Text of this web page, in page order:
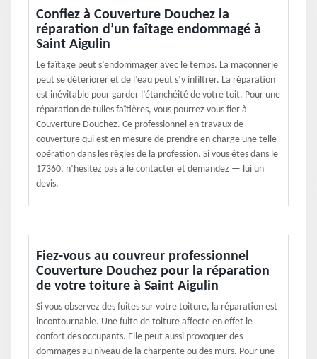
Confiez à Couverture Douchez la
réparation d’un faîtage endommagé à
Saint Aigulin
Le faîtage peut s’endommager avec le temps. La maçonnerie
peut se détériorer et de l’eau peut s’y infiltrer. La réparation
est inévitable pour garder l’étanchéité de votre toit. Pour une
réparation de tuiles faîtières, vous pourrez vous fier à
Couverture Douchez. Ce professionnel en travaux de
couverture qui est en mesure de prendre en charge une telle
opération dans les règles de la profession. Si vous êtes dans le
17360, n’hésitez pas à le contacter et demandez — lui un
devis.
Fiez-vous au couvreur professionnel
Couverture Douchez pour la réparation
de votre toiture à Saint Aigulin
Si vous observez des fuites sur votre toiture, la réparation est
incontournable. Une fuite de toiture affecte en effet le
confort des occupants. Elle peut aussi provoquer des
dommages au niveau de la charpente ou des murs. Pour une